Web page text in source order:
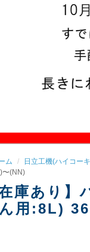
ム 日立工機(ハイコー
〜(NN)
在庫あり
用:8L)